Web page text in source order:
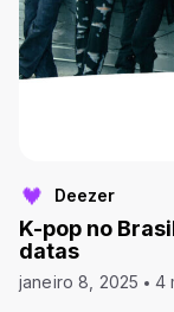
Deezer
K-pop no
datas
janeiro 8, 2025 4